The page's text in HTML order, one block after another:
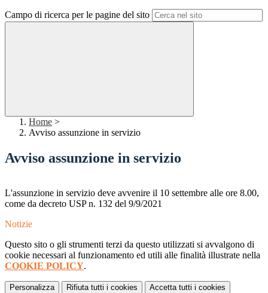
Campo di ricerca per le pagine del sito
Home >
Avviso assunzione in servizio
Avviso assunzione in servizio
L'assunzione in servizio deve avvenire il 10 settembre alle ore 8.00,
come da decreto USP n. 132 del 9/9/2021
Notizie
Questo sito o gli strumenti terzi da questo utilizzati si avvalgono di
cookie necessari al funzionamento ed utili alle finalità illustrate nella
COOKIE POLICY.
Personalizza Rifiuta tutti i cookies Accetta tutti i cookies